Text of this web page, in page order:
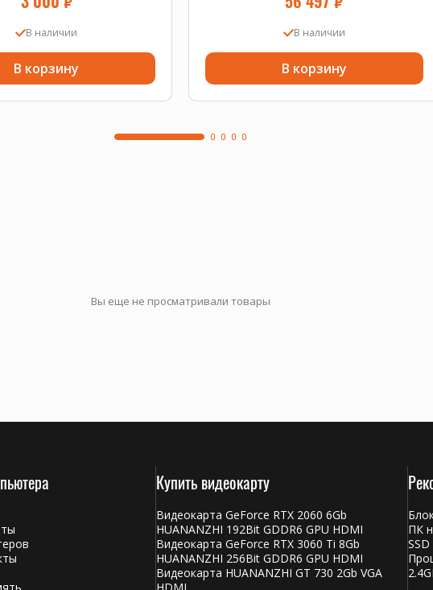
В наличии
В корзину
В наличии
В корзину
Вы еще не просматривали товары
Купить видеокарту
Видеокарта GeForce RTX 2060 6Gb
HUANANZHI 192Bit GDDR6 GPU HDMI
Видеокарта GeForce RTX 3060 Ti 8Gb
HUANANZHI 256Bit GDDR6 GPU HDMI
Видеокарта HUANANZHI GT 730 2Gb VGA
ПК